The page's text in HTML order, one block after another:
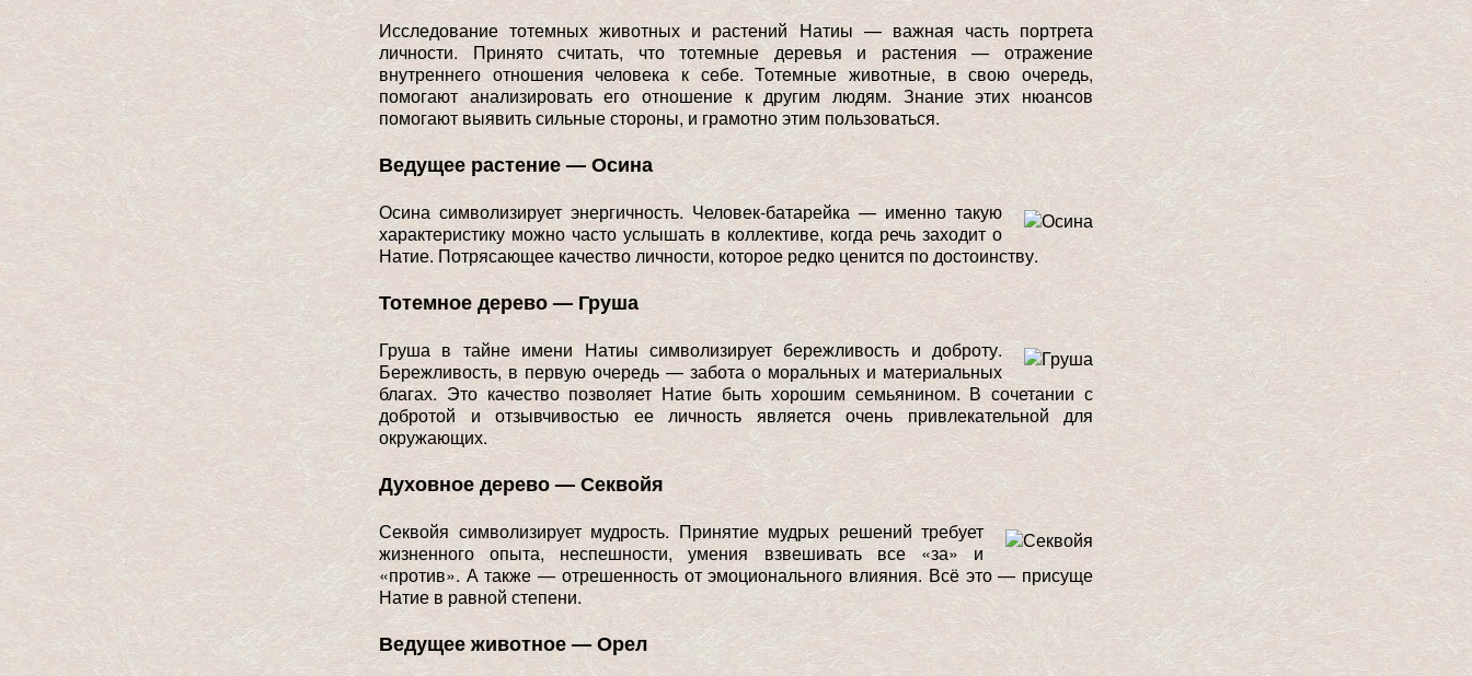
Исследование тотемных животных и растений Натиы — важная часть портрета
личности. Принято считать, что тотемные деревья и растения — отражение
внутреннего отношения человека к себе. Тотемные животные, в свою очередь,
помогают анализировать его отношение к другим людям. Знание этих нюансов
помогают выявить сильные стороны, и грамотно этим пользоваться.
Ведущее растение — Осина
Осина символизирует энергичность. Человек-батарейка — именно такую
характеристику можно часто услышать в коллективе, когда речь заходит о
Натие. Потрясающее качество личности, которое редко ценится по достоинству.
Тотемное дерево — Груша
Груша в тайне имени Натиы символизирует бережливость и доброту.
Бережливость, в первую очередь — забота о моральных и материальных
благах. Это качество позволяет Натие быть хорошим семьянином. В сочетании с
добротой и отзывчивостью ее личность является очень привлекательной для
окружающих.
Духовное дерево — Секвойя
Секвойя символизирует мудрость. Принятие мудрых решений требует
жизненного опыта, неспешности, умения взвешивать все «за» и
«против». А также — отрешенность от эмоционального влияния. Всё это — присуще
Натие в равной степени.
Ведущее животное — Орел